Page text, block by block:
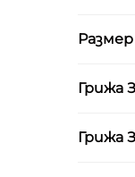
Грижа
Грижа